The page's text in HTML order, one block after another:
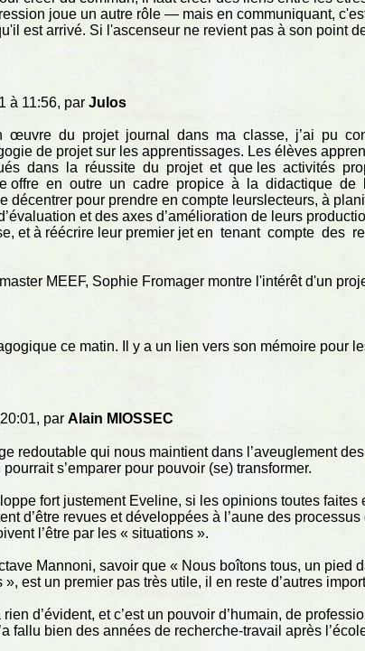
joue un autre rôle — mais en communiquant,
est arrivé. Si l'ascenseur ne revient pas à son point
à 11:56, par Julos
du projet journal dans ma classe, j’ai pu
de projet sur les apprentissages. Les élèves
dans la réussite du projet et que les activités
offre en outre un cadre propice à la didactique de
décentrer pour prendre en compte leurslecteurs, à
et des axes d’amélioration de leurs
et à réécrire leur premier jet en tenant compte des
MEEF, Sophie Fromager montre l'intérêt d'un
ce matin. Il y a un lien vers son mémoire pour
par Alain MIOSSEC
redoutable qui nous maintient dans l’aveuglement
s’emparer pour pouvoir (se) transformer.
fort justement Eveline, si les opinions toutes faites
d’être revues et développées à l’aune des
l’être par les « situations ».
Mannoni, savoir que « Nous boîtons tous, un pied
est un premier pas très utile, il en reste d’autres
d’évident, et c’est un pouvoir d’humain, de
fallu bien des années de recherche-travail après